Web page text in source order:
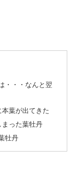
・・・なんと翌
葉が出てきた
った葉牡丹
牡丹